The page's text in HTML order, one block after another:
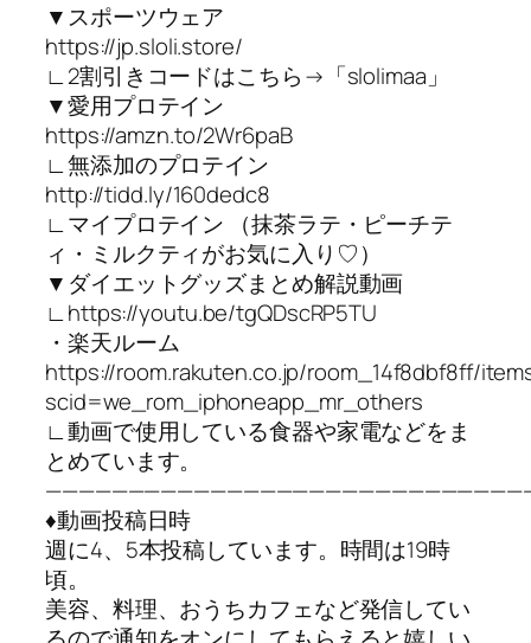
▼スポーツウェア
https://jp.sloli.store/
∟2割引きコードはこちら→「slolimaa」
▼愛用プロテイン
https://amzn.to/2Wr6paB
∟無添加のプロテイン
http://tidd.ly/160dedc8
∟マイプロテイン （抹茶ラテ・ピーチテ
ィ・ミルクティがお気に入り♡）
▼ダイエットグッズまとめ解説動画
∟https://youtu.be/tgQDscRP5TU
・楽天ルーム
https://room.rakuten.co.jp/room_14f8dbf8ff/
scid=we_rom_iphoneapp_mr_others
∟動画で使用している食器や家電などをま
とめています。
♦︎動画投稿日時
週に4、5本投稿しています。時間は19時
頃。
美容、料理、おうちカフェなど発信してい